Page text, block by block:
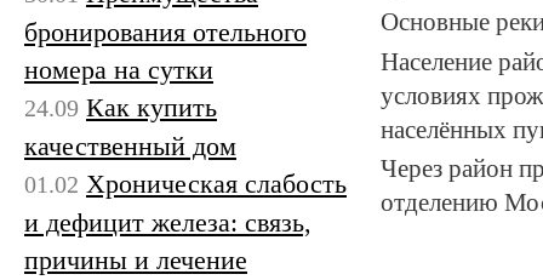
Основные
Население
условиях
населённых
Через район
отделению
бронирования отельного
номера на сутки
24.09 Как купить
качественный дом
01.02 Хроническая слабость
и дефицит железа: связь,
причины и лечение